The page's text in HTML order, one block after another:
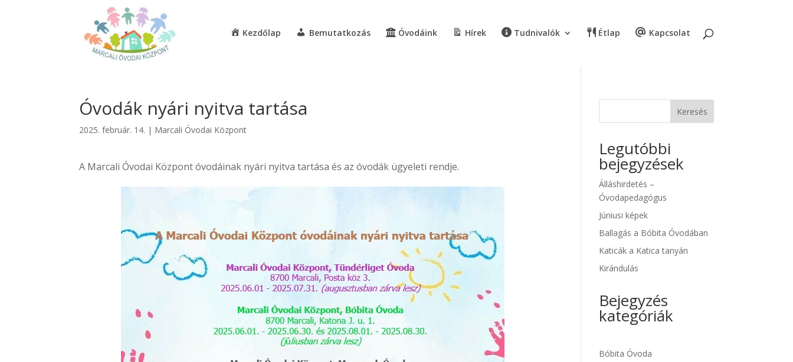
Kezdőlap Bemutatkozás Óvodáink Hírek Tudnivalók Étlap Kapcsolat
Óvodák nyári nyitva tartása
2025. február. 14. | Marcali Óvodai Központ
A Marcali Óvodai Központ óvodáinak nyári nyitva tartása és az óvodák ügyeleti rendje.
Keresés
Legutóbbi
bejegyzések
Álláshirdetés –
Óvodapedagógus
Júniusi képek
Ballagás a Bóbita Óvodában
Katicák a Katica tanyán
Kirándulás
Bejegyzés
kategóriák
Bóbita Óvoda